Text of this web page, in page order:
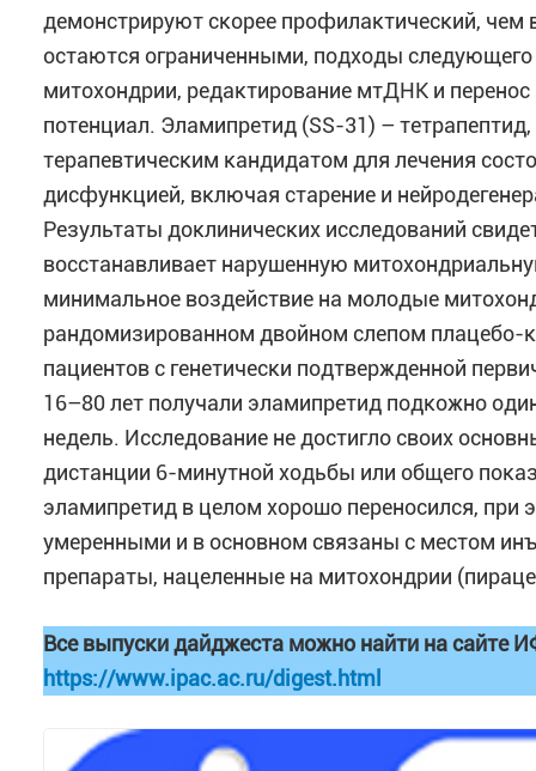
демонстрируют скорее профилактический,
остаются ограниченными, подходы
митохондрии, редактирование мтДНК и
потенциал. Эламипретид (SS-31) –
терапевтическим кандидатом для лечения
дисфункцией, включая старение и
Результаты доклинических исследований
восстанавливает нарушенную
минимальное воздействие на молодые
рандомизированном двойном слепом плацебо-
пациентов с генетически подтвержденной
16–80 лет получали эламипретид подкожно
недель. Исследование не достигло своих
дистанции 6-минутной ходьбы или общего
эламипретид в целом хорошо переносился,
умеренными и в основном связаны с местом
препараты, нацеленные на митохондрии
Все выпуски дайджеста можно найти на сайте
https://www.ipac.ac.ru/digest.html